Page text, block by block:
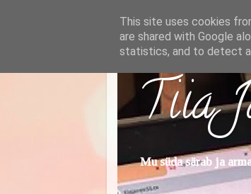
Tiia
Mu süda särab ja
This site uses cookies
are shared with Google
statistics, and to detect